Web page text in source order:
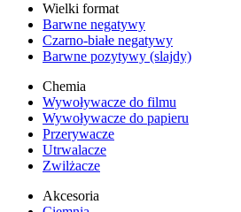
Wielki format
Barwne negatywy
Czarno-białe negatywy
Barwne pozytywy (slajdy)
Chemia
Wywoływacze do filmu
Wywoływacze do papieru
Przerywacze
Utrwalacze
Zwilżacze
Akcesoria